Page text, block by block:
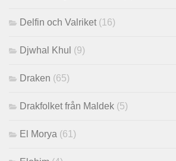
Delfin och Valriket (16)
Djwhal Khul (9)
Draken (65)
Drakfolket från Maldek (5)
El Morya (61)